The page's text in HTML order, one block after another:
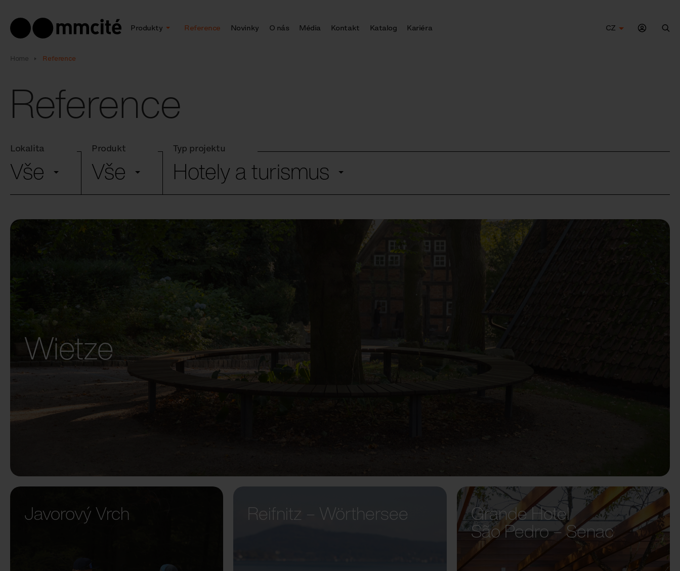
Produkty Reference Novinky O nás Média Kontakt Katalog Kariéra
CZ
Home Reference
Reference
Lokalita
Vše
Produkt
Vše
Typ projektu
Hotely a turismus
Wietze
Javorový Vrch Reifnitz – Wörthersee Grande Hotel
São Pedro – Senac